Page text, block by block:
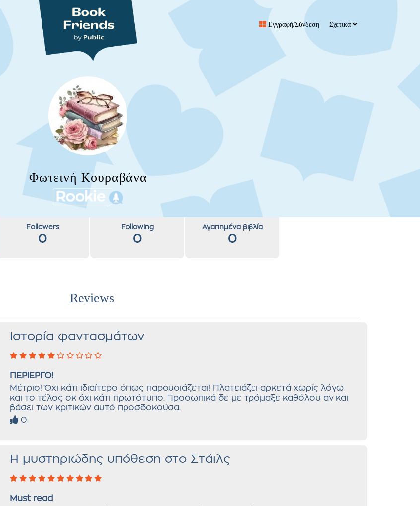
Εγγραφή/Σύνδεση Σχετικά
Φωτεινή Κουραβάνα
Followers
0
Following
0
Αγαπημένα βιβλία
0
Reviews
Ιστορία φαντασμάτων
ΠΕΡΙΕΡΓΟ!
Μέτριο! Όχι κάτι ιδιαίτερο όπως παρουσιάζεται! Πλατειάζει αρκετά χωρίς λόγω
και το τέλος οκ όχι κάτι πρωτότυπο. Προσωπικά δε με τρόμαξε καθόλου αν και
βάσει των κριτικών αυτό προσδοκούσα.
0
Η μυστηριώδης υπόθεση στο Στάιλς
Must read